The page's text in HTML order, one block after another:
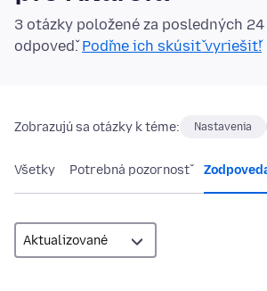
3 otázky položené za posledných
odpoveď.Poďme ich skúsiť vyriešiť!
Zobrazujú sa otázky k téme: Nastavenia
Všetky Potrebná pozornosť